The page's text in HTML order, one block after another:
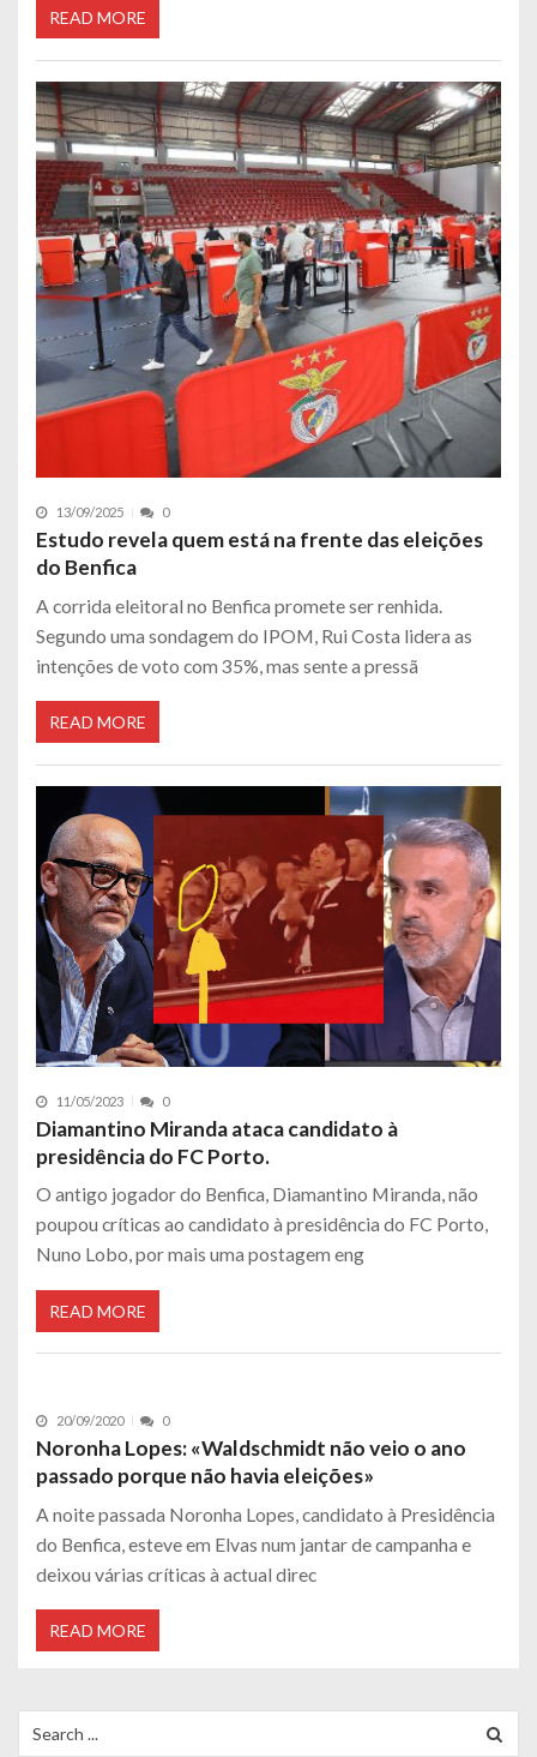
READ MORE
13/09/2025 0
Estudo revela quem está na frente das eleições
do Benfica
A corrida eleitoral no Benfica promete ser renhida.
Segundo uma sondagem do IPOM, Rui Costa lidera as
intenções de voto com 35%, mas sente a pressã
READ MORE
11/05/2023 0
Diamantino Miranda ataca candidato à
presidência do FC Porto.
O antigo jogador do Benfica, Diamantino Miranda, não
poupou críticas ao candidato à presidência do FC Porto,
Nuno Lobo, por mais uma postagem eng
READ MORE
20/09/2020 0
Noronha Lopes: «Waldschmidt não veio o ano
passado porque não havia eleições»
A noite passada Noronha Lopes, candidato à Presidência
do Benfica, esteve em Elvas num jantar de campanha e
deixou várias críticas à actual direc
READ MORE
for: